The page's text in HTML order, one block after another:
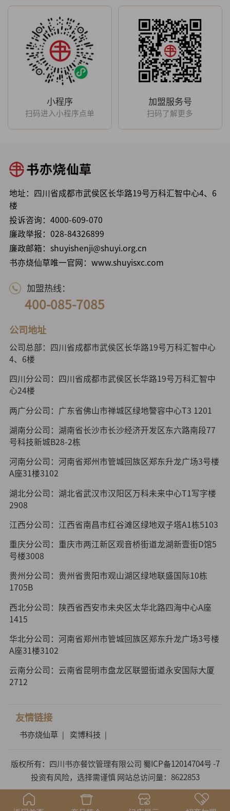
小程序
扫码进入小程序点单
加盟服务号
扫码了解更多
地址：四川省成都市武侯区长华路19号万科汇智中心4、6
楼
投诉咨询： 4000-609-070
廉政举报： 028-84326899
廉政邮箱：shuyishenji@shuyi.org.cn
书亦烧仙草唯一官网：www.shuyisxc.com
加盟热线：
400-085-7085
公司地址
公司总部：四川省成都市武侯区长华路19号万科汇智中心
4、6楼
四川分公司：四川省成都市武侯区长华路19号万科汇智中
心24楼
两广分公司：广东省佛山市禅城区绿地警容中心T3 1201
湖南分公司：湖南省长沙市长沙经济开发区东六路南段77
号科技新城B28-2栋
河南分公司：河南省郑州市管城回族区郑东升龙广场3号楼
A座31楼3102
湖北分公司：湖北省武汉市汉阳区万科未来中心T1写字楼
2908
江西分公司：江西省南昌市红谷滩区绿地双子塔A1栋5103
重庆分公司：重庆市两江新区观音桥街道龙湖新壹街D馆5
号楼3008
贵州分公司：贵州省贵阳市观山湖区绿地联盛国际10栋
1705B
西北分公司：陕西省西安市未央区太华北路四海中心A座
1415
华北分公司：河南省郑州市管城回族区郑东升龙广场3号楼
A座31楼3102
云南分公司：云南省昆明市盘龙区联盟街道永安国际大厦
2712
友情链接
书亦烧仙草 奕博科技
版权所有：四川书亦餐饮管理有限公司 蜀ICP备12014704号 -7
投资有风险，选择需谨慎 网站总访问量：8622853